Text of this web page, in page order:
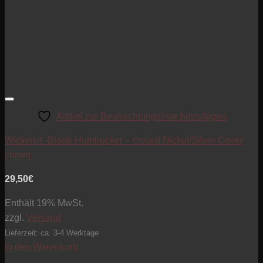
Artikel zur Beobachtungsliste hinzufügen
Wickelkit -Blade Humbucker – closed Nickel/Silver Cover
chrom
29,50€
Enthält 19% MwSt.
zzgl. Versand
Lieferzeit: ca. 3-4 Werktage
In den Warenkorb